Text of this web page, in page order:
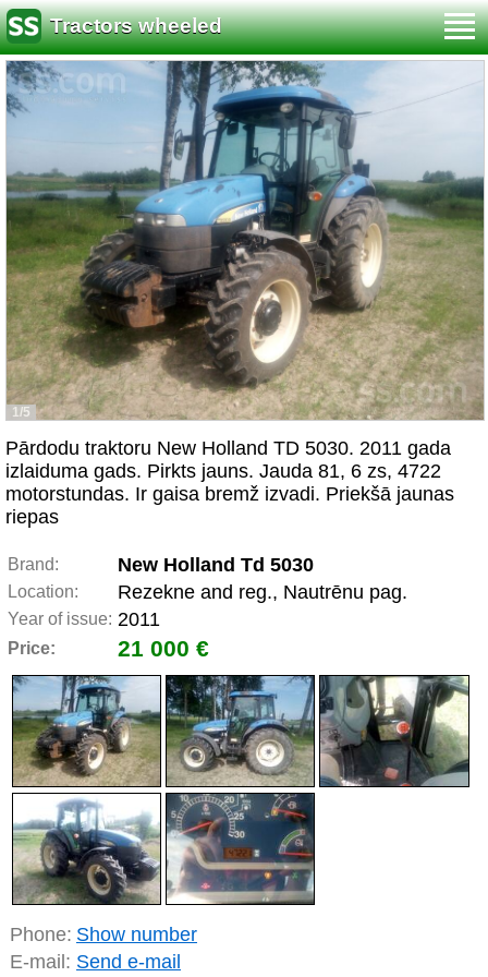
Tractors wheeled
1/5
Pārdodu traktoru New Holland TD 5030. 2011 gada
izlaiduma gads. Pirkts jauns. Jauda 81, 6 zs, 4722
motorstundas. Ir gaisa bremž izvadi. Priekšā jaunas
riepas
Brand: New Holland Td 5030
Location: Rezekne and reg., Nautrēnu pag.
Year of issue: 2011
Price: 21 000 €
Phone: Show number
E-mail: Send e-mail